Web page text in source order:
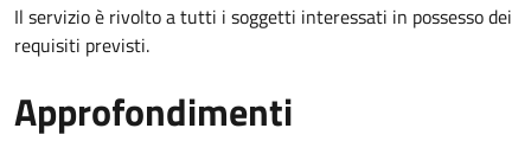
Il servizio è rivolto a tutti i soggetti interessati in possesso dei
requisiti previsti.
Approfondimenti